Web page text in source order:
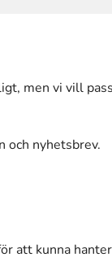
men vi vill
och nyhetsbrev.
att kunna